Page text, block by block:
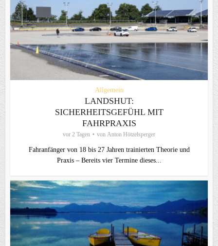
Allgemein
LANDSHUT:
SICHERHEITSGEFÜHL MIT
FAHRPRAXIS
vor 2 Tagen von Anton Hötzelsperger
Fahranfänger von 18 bis 27 Jahren trainierten Theorie und
Praxis – Bereits vier Termine dieses...